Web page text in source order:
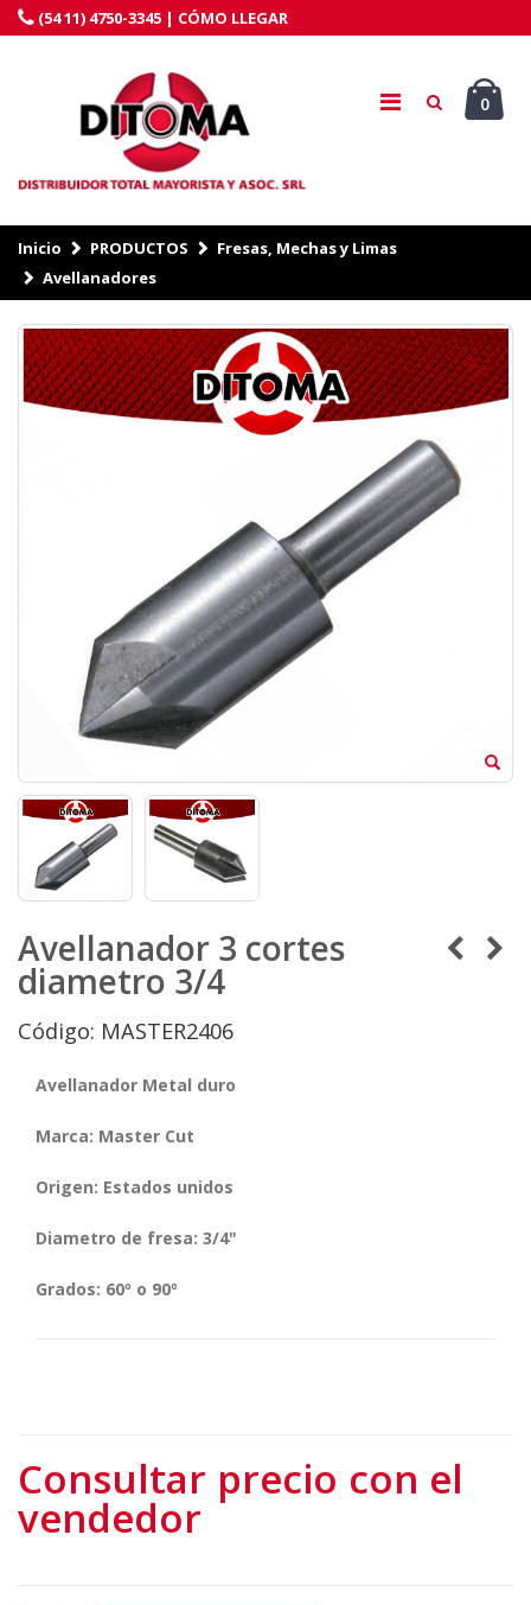
(54 11) 4750-3345 | CÓMO LLEGAR
0
Inicio PRODUCTOS
Fresas, Mechas y Limas
Avellanadores
Avellanador 3 cortes
diametro 3/4
Código: MASTER2406
Avellanador Metal duro
Marca: Master Cut
Origen: Estados unidos
Diametro de fresa: 3/4"
Grados: 60º o 90º
Consultar precio con el
vendedor